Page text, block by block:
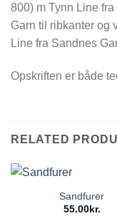
800) m Tynn Line
Garn til ribkanter og
Line fra Sandnes
Opskriften er både
RELATED
Sandfurer
55.00kr.